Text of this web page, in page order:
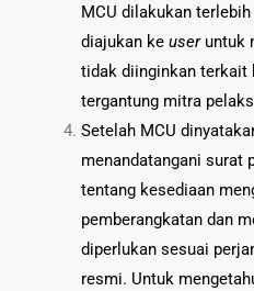
MCU dilakukan terlebih
diajukan ke useruntuk
tidak diinginkan terkait
tergantung mitra
Setelah MCU
menandatangani surat
tentang kesediaan
pemberangkatan dan
diperlukan sesuai
resmi. Untuk